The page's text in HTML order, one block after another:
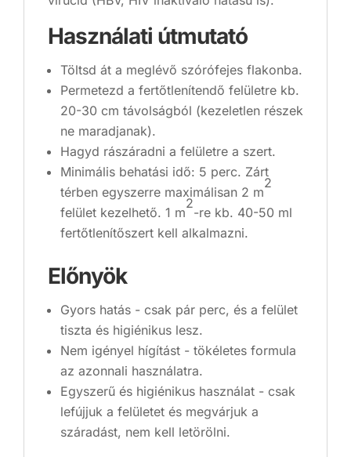
Használati útmutató
Töltsd át a meglévő szórófejes flakonba.
Permetezd a fertőtlenítendő felületre kb.
20-30 cm távolságból (kezeletlen részek
ne maradjanak).
Hagyd rászáradni a felületre a szert.
Minimális behatási idő: 5 perc. Zárt
térben egyszerre maximálisan 2 m
2
felület kezelhető. 1 m
2
-re kb. 40-50 ml
fertőtlenítőszert kell alkalmazni.
Előnyök
Gyors hatás - csak pár perc, és a felület
tiszta és higiénikus lesz.
Nem igényel hígítást - tökéletes formula
az azonnali használatra.
Egyszerű és higiénikus használat - csak
lefújjuk a felületet és megvárjuk a
száradást, nem kell letörölni.